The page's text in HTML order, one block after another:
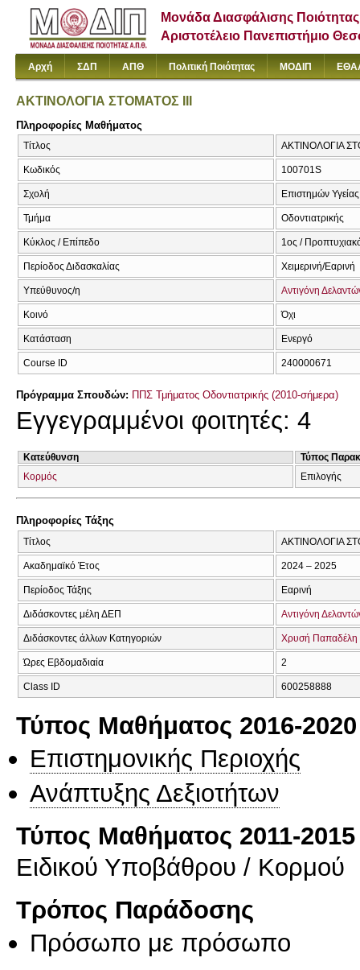
Μονάδα Διασφάλισης Ποιότητας
Αριστοτέλειο Πανεπιστήμιο
Αρχή ΣΔΠ ΑΠΘ Πολιτική Ποιότητας ΜΟΔΙΠ
ΑΚΤΙΝΟΛΟΓΙΑ ΣΤΟΜΑΤΟΣ ΙΙΙ
Πληροφορίες Μαθήματος
Τίτλος ΑΚΤΙΝΟΛΟΓΙΑ
Κωδικός 100701S
Σχολή Επιστημών Υγείας
Τμήμα Οδοντιατρικής
Κύκλος / Επίπεδο 1ος /
Περίοδος Διδασκαλίας Χειμερινή/Εαρινή
Υπεύθυνος/η Αντιγόνη
Κοινό Όχι
Κατάσταση Ενεργό
Course ID 240000671
Πρόγραμμα Σπουδών: ΠΠΣ Τμήματος Οδοντιατρικής (2010-σήμερα)
Εγγεγραμμένοι φοιτητές: 4
Κατεύθυνση
Τύπος
Κορμός
Επιλογής
Πληροφορίες Τάξης
Τίτλος ΑΚΤΙΝΟΛΟΓΙΑ
Ακαδημαϊκό Έτος 2024 – 2025
Περίοδος Τάξης Εαρινή
Διδάσκοντες μέλη ΔΕΠ Αντιγόνη
Διδάσκοντες άλλων Κατηγοριών Χρυσή Παπαδέλη
Ώρες Εβδομαδιαία 2
Class ID 600258888
Τύπος Μαθήματος 2016-2020
Επιστημονικής Περιοχής
Ανάπτυξης Δεξιοτήτων
Τύπος Μαθήματος 2011-2015
Ειδικού Υποβάθρου / Κορμού
Τρόπος Παράδοσης
Πρόσωπο με πρόσωπο